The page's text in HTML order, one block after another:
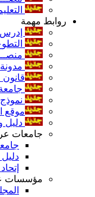
روابط مهمة
إدرس
قانون 81 لسنة 2016 " الخدمة المدنيــة "
موقع
دليل
جامعات
دليل
مؤسسات